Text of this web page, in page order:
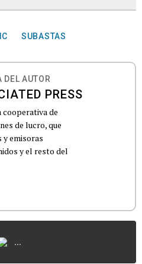
SUBASTAS
DEL AUTOR
PRESS
cooperativa de
de lucro, que
y emisoras
y el resto del
...